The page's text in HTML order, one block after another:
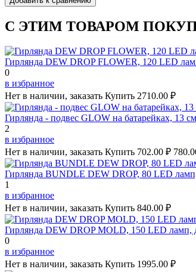
С ЭТИМ ТОВАРОМ
Гирлянда DEW DROP FLOWER, 120 LED
0
в избранное
Нет в наличии, заказать Купить 2710.00 ₽
Гирлянда - подвес GLOW на батарейках, 13
2
в избранное
Нет в наличии, заказать Купить 702.00 ₽
Гирлянда BUNDLE DEW DROP, 80 LED
1
в избранное
Нет в наличии, заказать Купить 840.00 ₽
Гирлянда DEW DROP MOLD, 150 LED ламп,
0
в избранное
Нет в наличии, заказать Купить 1995.00 ₽